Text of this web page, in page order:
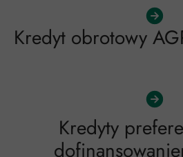
Kredyty
Kredyt obrotowy